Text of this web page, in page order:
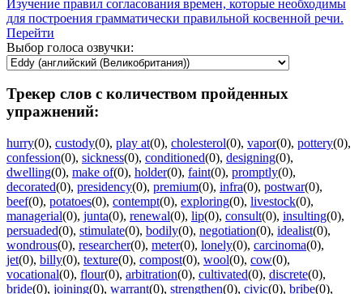
Изучение правил согласования времен, которые необходимы
для построения грамматически правильной косвенной речи.
Перейти
Выбор голоса озвучки:
Трекер слов с количеством пройденных
упражнений:
hurry(0), custody(0), play at(0), cholesterol(0), vapor(0), pottery(0),
confession(0), sickness(0), conditioned(0), designing(0),
dwelling(0), make of(0), holder(0), faint(0), promptly(0),
decorated(0), presidency(0), premium(0), infra(0), postwar(0),
beef(0), potatoes(0), contempt(0), exploring(0), livestock(0),
managerial(0), junta(0), renewal(0), lip(0), consult(0), insulting(0),
persuaded(0), stimulate(0), bodily(0), negotiation(0), idealist(0),
wondrous(0), researcher(0), meter(0), lonely(0), carcinoma(0),
jet(0), billy(0), texture(0), compost(0), wool(0), cow(0),
vocational(0), flour(0), arbitration(0), cultivated(0), discrete(0),
bride(0), joining(0), warrant(0), strengthen(0), civic(0), bribe(0),